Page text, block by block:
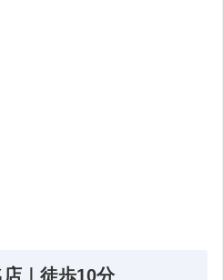
｜徒歩10分